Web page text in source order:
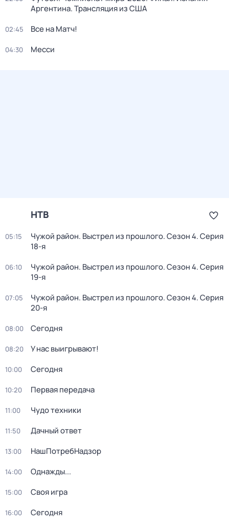
Аргентина. Трансляция из США
02:45 Все на Матч!
04:30 Месси
НТВ
05:15 Чужой район. Выстрел из прошлого. Сезон 4. Серия
18-я
06:10 Чужой район. Выстрел из прошлого. Сезон 4. Серия
19-я
07:05 Чужой район. Выстрел из прошлого. Сезон 4. Серия
20-я
08:00 Сегодня
08:20 У нас выигрывают!
10:00 Сегодня
10:20 Первая передача
11:00 Чудо техники
11:50 Дачный ответ
13:00 НашПотребНадзор
14:00 Однажды...
15:00 Своя игра
16:00 Сегодня